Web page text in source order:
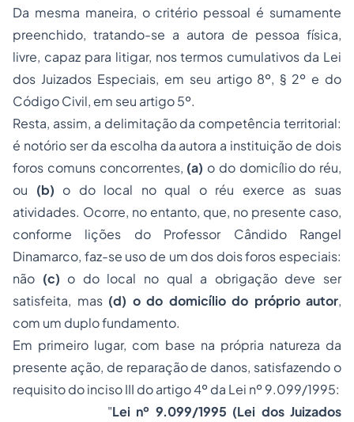
Da mesma maneira, o critério pessoal é sumamente
preenchido, tratando-se a autora de pessoa física,
livre, capaz para litigar, nos termos cumulativos da Lei
dos Juizados Especiais, em seu artigo 8º, § 2º e do
Código Civil, em seu artigo 5º.
Resta, assim, a delimitação da competência territorial:
é notório ser da escolha da autora a instituição de dois
foros comuns concorrentes, (a) o do domicílio do réu,
ou (b) o do local no qual o réu exerce as suas
atividades. Ocorre, no entanto, que, no presente caso,
conforme lições do Professor Cândido Rangel
Dinamarco, faz-se uso de um dos dois foros especiais:
não (c) o do local no qual a obrigação deve ser
satisfeita, mas (d) o do domicílio do próprio autor,
com um duplo fundamento.
Em primeiro lugar, com base na própria natureza da
presente ação, de reparação de danos, satisfazendo o
requisito do inciso III do artigo 4º da Lei nº 9.099/1995:
"Lei nº 9.099/1995 (Lei dos Juizados